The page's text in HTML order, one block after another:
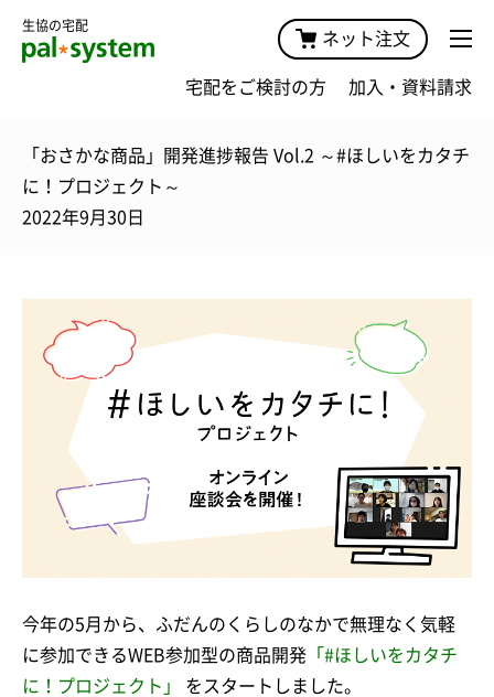
生協の宅配
ネット注文
宅配をご検討の方 加入・資料請求
「おさかな商品」開発進捗報告 Vol.2 ～#ほしいをカタチ
に！プロジェクト～
2022年9月30日
今年の5月から、ふだんのくらしのなかで無理なく気軽
に参加できるWEB参加型の商品開発 「#ほしいをカタチ
に！プロジェクト」
をスタートしました。